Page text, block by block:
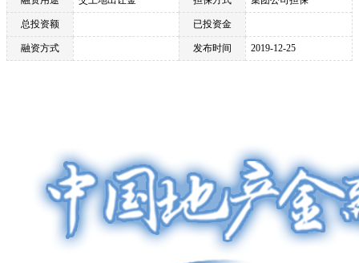
总投资额 已投资金
融资方式 发布时间 2019-12-25